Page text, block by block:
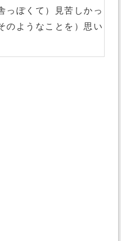
っぽくて）見苦しかっ
のようなことを）思い